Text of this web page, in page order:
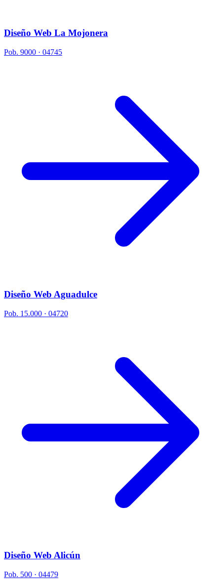
Diseño Web La Mojonera
Pob. 9000 · 04745
Diseño Web Aguadulce
Pob. 15.000 · 04720
Diseño Web Alicún
Pob. 500 · 04479